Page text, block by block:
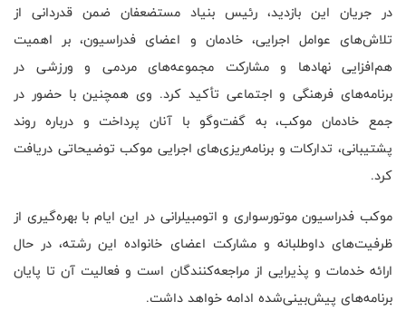
در جریان این بازدید، رئیس بنیاد مستضعفان ضمن قدردانی از
تلاش‌های عوامل اجرایی، خادمان و اعضای فدراسیون، بر اهمیت
هم‌افزایی نهادها و مشارکت مجموعه‌های مردمی و ورزشی در
برنامه‌های فرهنگی و اجتماعی تأکید کرد. وی همچنین با حضور در
جمع خادمان موکب، به گفت‌وگو با آنان پرداخت و درباره روند
پشتیبانی، تدارکات و برنامه‌ریزی‌های اجرایی موکب توضیحاتی دریافت
کرد.
موکب فدراسیون موتورسواری و اتومبیلرانی در این ایام با بهره‌گیری از
ظرفیت‌های داوطلبانه و مشارکت اعضای خانواده این رشته، در حال
ارائه خدمات و پذیرایی از مراجعه‌کنندگان است و فعالیت آن تا پایان
برنامه‌های پیش‌بینی‌شده ادامه خواهد داشت.